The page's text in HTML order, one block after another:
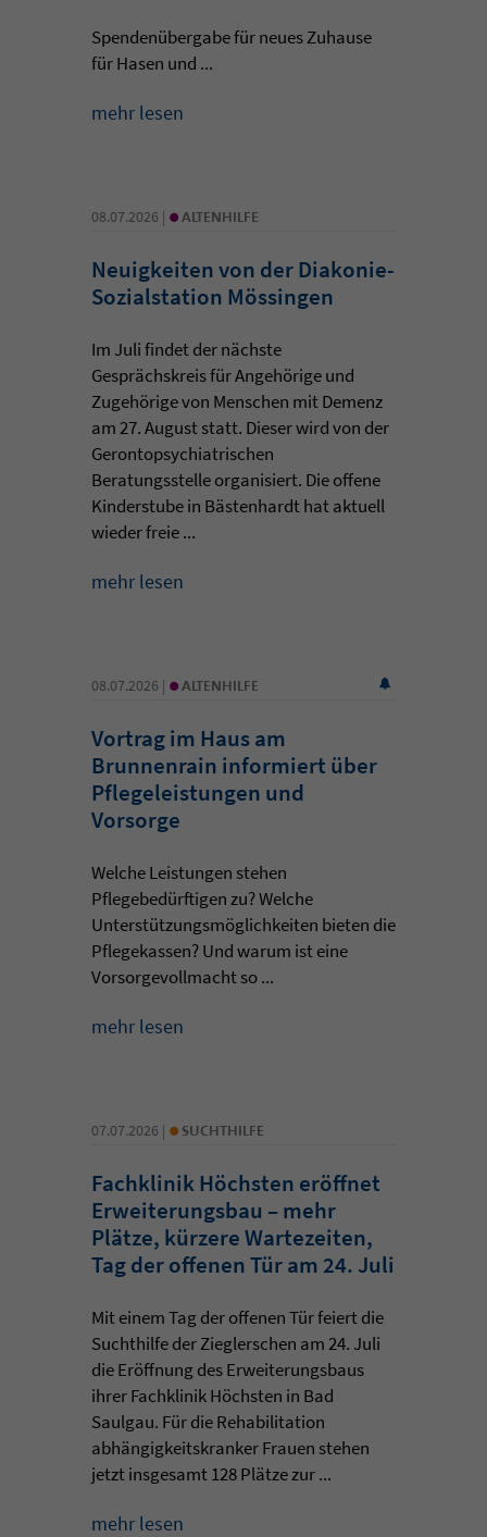
Spendenübergabe für neues Zuhause
für Hasen und ...
mehr lesen
08.07.2026 | • ALTENHILFE
Neuigkeiten von der Diakonie-
Sozialstation Mössingen
Im Juli findet der nächste
Gesprächskreis für Angehörige und
Zugehörige von Menschen mit Demenz
am 27. August statt. Dieser wird von der
Gerontopsychiatrischen
Beratungsstelle organisiert. Die offene
Kinderstube in Bästenhardt hat aktuell
wieder freie ...
mehr lesen
08.07.2026 | • ALTENHILFE
Vortrag im Haus am
Brunnenrain informiert über
Pflegeleistungen und
Vorsorge
Welche Leistungen stehen
Pflegebedürftigen zu? Welche
Unterstützungsmöglichkeiten bieten die
Pflegekassen? Und warum ist eine
Vorsorgevollmacht so ...
mehr lesen
07.07.2026 | • SUCHTHILFE
Fachklinik Höchsten eröffnet
Erweiterungsbau – mehr
Plätze, kürzere Wartezeiten,
Tag der offenen Tür am 24. Juli
Mit einem Tag der offenen Tür feiert die
Suchthilfe der Zieglerschen am 24. Juli
die Eröffnung des Erweiterungsbaus
ihrer Fachklinik Höchsten in Bad
Saulgau. Für die Rehabilitation
abhängigkeitskranker Frauen stehen
jetzt insgesamt 128 Plätze zur ...
mehr lesen